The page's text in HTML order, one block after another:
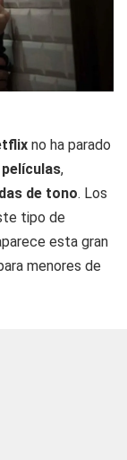
no ha parado
,
de tono. Los
tipo de
esta gran
menores de